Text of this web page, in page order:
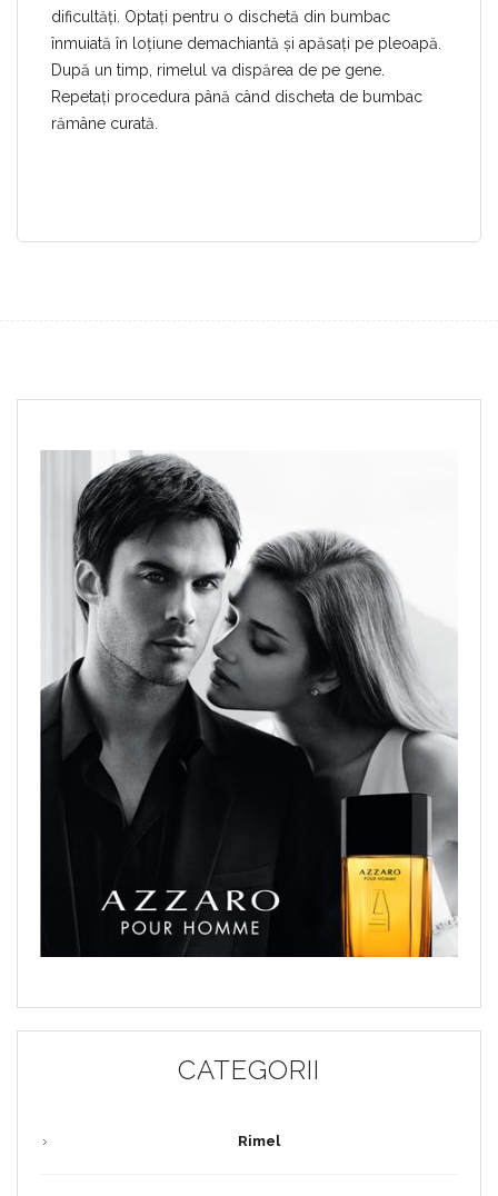
dificultăți. Optați pentru o dischetă din bumbac
înmuiată în loțiune demachiantă și apăsați pe pleoapă.
După un timp, rimelul va dispărea de pe gene.
Repetați procedura până când discheta de bumbac
rămâne curată.
CATEGORII
Rimel